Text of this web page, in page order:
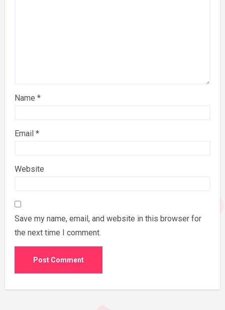
Name*
Email*
Website
Save my name, email, and website in this browser for
the next time I comment.